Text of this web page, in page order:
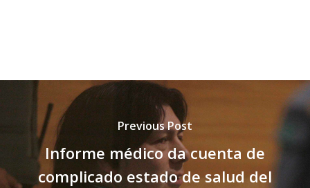
Previous Post
Informe médico da cuenta de
complicado estado de salud del